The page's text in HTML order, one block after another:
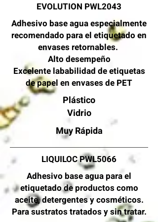
EVOLUTION PWL2043
Adhesivo base agua especialmente
recomendado para el etiquetado en
envases retornables.
Alto desempeño
Excelente lababilidad de etiquetas
de papel en envases de PET
Plástico
Vidrio
MuyRápida
LIQUILOC PWL5066
Adhesivo base agua para el
etiquetado de productos como
aceite, detergentes ycosméticos.
Para sustratos tratados y sin tratar.